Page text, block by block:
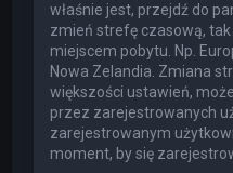
właśnie jest, przejdź do
zmień strefę czasową,
miejscem pobytu. Np.
Nowa Zelandia. Zmiana
większości ustawień,
przez zarejestrowanych
zarejestrowanym
moment, by się